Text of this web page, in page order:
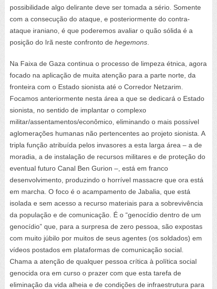
possibilidade algo delirante deve ser tomada a sério. Somente
com a consecução do ataque, e posteriormente do contra-
ataque iraniano, é que poderemos avaliar o quão sólida é a
posição do Irã neste confronto de hegemons
Na Faixa de Gaza continua o processo de limpeza étnica, agora
focado na aplicação de muita atenção para a parte norte, da
fronteira com o Estado sionista até o Corredor Netzarim.
Focamos anteriormente nesta área a que se dedicará o Estado
sionista, no sentido de implantar o complexo
militar/assentamentos/econômico, eliminando o mais possível
aglomerações humanas não pertencentes ao projeto sionista. A
tripla função atribuída pelos invasores a esta larga área – a de
moradia, a de instalação de recursos militares e de proteção do
eventual futuro Canal Ben Gurion –, está em franco
desenvolvimento, produzindo o horrível massacre que ora está
em marcha. O foco é o acampamento de Jabalia, que está
isolada e sem acesso a recurso materiais para a sobrevivência
da população e de comunicação. É o “genocídio dentro de um
genocídio” que, para a surpresa de zero pessoa, são expostas
com muito júbilo por muitos de seus agentes (os soldados) em
vídeos postados em plataformas de comunicação social.
Chama a atenção de qualquer pessoa crítica à política social
genocida ora em curso o prazer com que esta tarefa de
eliminação da vida alheia e de condições de infraestrutura para